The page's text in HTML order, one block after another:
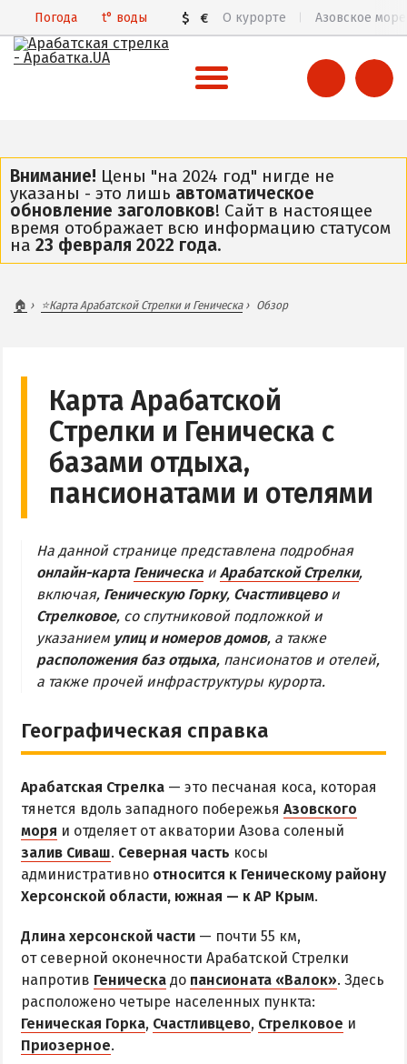
Погода t° воды $ € О курорте Азовское море
Все базы отдыха и отели
Общий обзор курорта
Арабатская Стрелка в 3D
Пляжи
Все веб-камеры
ГЕНИЧЕСК
Обзор Геническа
Все отели и пансионаты Геническа
Веб-камеры Геническа
ГЕНИЧЕСКАЯ ГОРКА
Обзор Генгорки
Все базы отдыха и отели Генгорки
Веб-камеры Генгорки
Карта Генгорки
ПРИОЗЕРНОЕ
СЧАСТЛИВЦЕВО
Обзор Счастливцево
Все базы отдыха в Счастливцево
Веб-камеры в Счастливцево
Карта Счастливцево
Обзор Стрелкового
Все базы отдыха в Стрелковом
Веб-камеры Стрелкового
Карта Стрелкового
Внимание! Цены "на 2024 год" нигде не
указаны - это лишь автоматическое
обновление заголовков! Сайт в настоящее
время отображает всю информацию статусом
на 23 февраля 2022 года.
🏠 ⭐Карта Арабатской Стрелки и Геническа Обзор
Карта Арабатской
Стрелки и Геническа с
базами отдыха,
пансионатами и отелями
На данной странице представлена подробная
онлайн-карта Геническа и Арабатской Стрелки,
включая, Геническую Горку, Счастливцевои
Стрелковое, со спутниковой подложкой и
указанием улиц и номеров домов, а также
расположения баз отдыха, пансионатов и отелей,
а также прочей инфраструктуры курорта.
Географическая справка
Арабатская Стрелка — это песчаная коса, которая
тянется вдоль западного побережья Азовского
моря и отделяет от акватории Азова соленый
залив Сиваш. Северная часть косы
административно относится к Геническому району
Херсонской области, южная — к АР Крым.
Длина херсонской части — почти 55 км,
от северной оконечности Арабатской Стрелки
напротив Геническа до пансионата «Валок». Здесь
расположено четыре населенных пункта:
Геническая Горка, Счастливцево, Стрелковое и
Приозерное.